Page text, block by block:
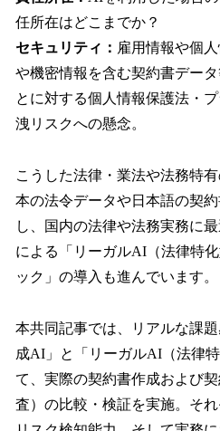
任所在はどこまでか？
セキュリティ： 雇用情報や個
や機密情報を含む契約書デー
とに対する個人情報保護法・
洩リスクへの懸念。
こうした法律・業法や法務特
本の法令データや日本語の契
し、国内の法律や法務実務に
による「リーガルAI（法律特
ック」の導入も進んでいます。
本共同記事では、リアルな課
成AI」と「リーガルAI（法律
て、実際の契約書作成および
査）の比較・検証を実施。それ